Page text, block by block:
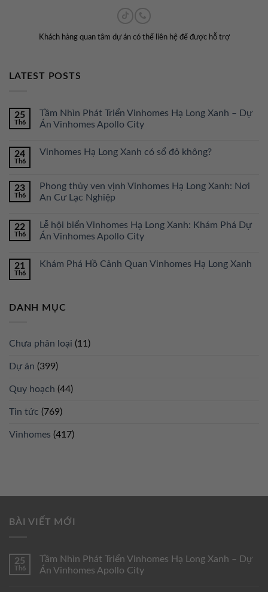
Khách hàng quan tâm dự án có thể liên hệ để được hỗ trợ
LATEST POSTS
25
Th6
Tầm Nhìn Phát Triển Vinhomes Hạ Long Xanh – Dự
Án Vinhomes Apollo City
24
Th6
Vinhomes Hạ Long Xanh có sổ đỏ không?
23
Th6
Phong thủy ven vịnh Vinhomes Hạ Long Xanh: Nơi
An Cư Lạc Nghiệp
22
Th6
Lễ hội biển Vinhomes Hạ Long Xanh: Khám Phá Dự
Án Vinhomes Apollo City
21
Th6
Khám Phá Hồ Cảnh Quan Vinhomes Hạ Long Xanh
DANH MỤC
Chưa phân loại (11)
Dự án (399)
Quy hoạch (44)
Tin tức (769)
Vinhomes (417)
BÀI VIẾT MỚI
25
Th6
Tầm Nhìn Phát Triển Vinhomes Hạ Long Xanh – Dự
Án Vinhomes Apollo City